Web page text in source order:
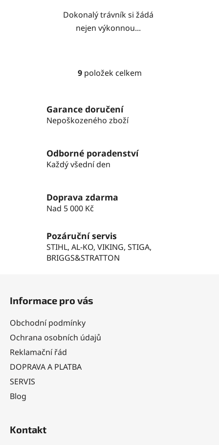
Dokonalý trávník si žádá
nejen výkonnou...
O
á
d
í
p
k
p
i
s
9položek celkem
Garance doručení
Nepoškozeného zboží
Odborné poradenství
Každý všední den
Doprava zdarma
Nad 5 000 Kč
Pozáruční servis
STIHL, AL-KO, VIKING, STIGA,
BRIGGS&STRATTON
Informace pro vás
Obchodní podmínky
Ochrana osobních údajů
Reklamační řád
DOPRAVA A PLATBA
SERVIS
Blog
Kontakt